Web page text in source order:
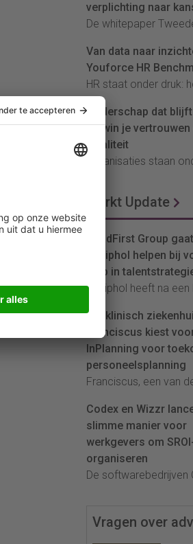
verplichting naar
De whitepaper
Van data naar
Youforce HR
HR staat onder druk:
Leiderschap dat
zo win je vertrouwen
loyaliteit
Organisaties staan
Markt Update
HeadFirst Group gaat
Schiphol helpen bij
stap in
Schiphol heeft na een
Topklinisch
Franciscus kiest
InPlanning voor
personeelsplanning
Franciscus, een van
Codex en Wizzr
slimme manier voor
werkgevers om
organiseren
De softwarebedrijven
Vragen over